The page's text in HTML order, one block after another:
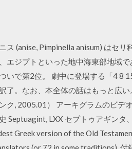
ス (anise, Pimpinella anisum) はセ
エジプトといった地中海東部地域
いで第2位。 劇中に登場する「4 8
了。なお、本全体の話はもっと広
ク, 2005.01） アーキグラムのビデ
Septuagint, LXX セプトゥアギンタ
Greek version of the Old